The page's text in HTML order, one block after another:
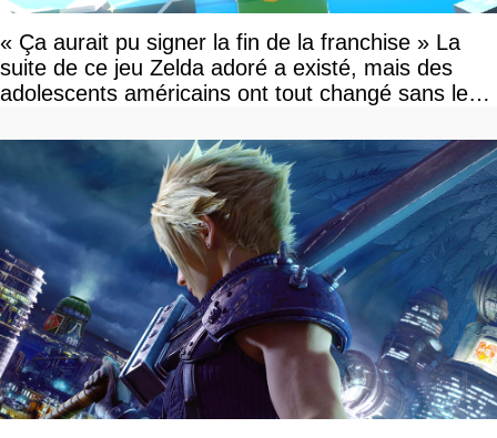
« Ça aurait pu signer la fin de la franchise » La
suite de ce jeu Zelda adoré a existé, mais des
adolescents américains ont tout changé sans le